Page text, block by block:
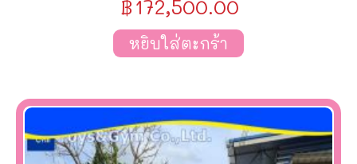
฿172,500.00
หยิบใส่ตะกร้า